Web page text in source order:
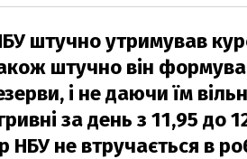
штучно утримував
штучно він
і не даючи їм
за день з 11,95 до
НБУ не втручається в